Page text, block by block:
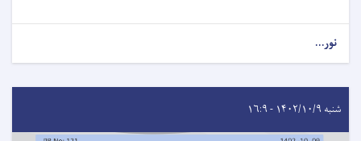
نور...
شنبه ۱۴۰۲/۱۰/۹ - ۱۶:۹